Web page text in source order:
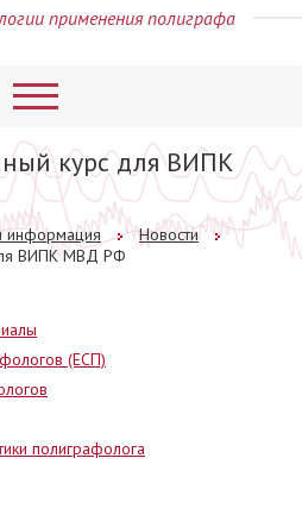
применения полиграфа
курс для ВИПК
информация
Новости
ВИПК МВД РФ
(ЕСП)
полиграфолога